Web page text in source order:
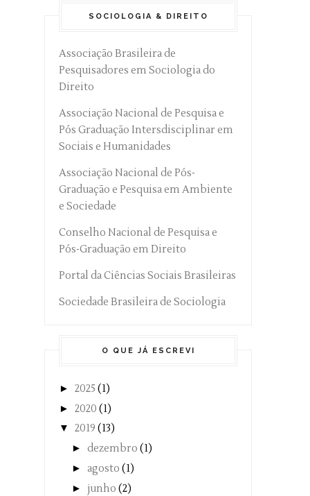
SOCIOLOGIA & DIREITO
Associação Brasileira de
Pesquisadores em Sociologia do
Direito
Associação Nacional de Pesquisa e
Pós Graduação Intersdisciplinar em
Sociais e Humanidades
Associação Nacional de Pós-
Graduação e Pesquisa em Ambiente
e Sociedade
Conselho Nacional de Pesquisa e
Pós-Graduação em Direito
Portal da Ciências Sociais Brasileiras
Sociedade Brasileira de Sociologia
O QUE JÁ ESCREVI
► 2025 (1)
► 2020 (1)
▼ 2019 (13)
► dezembro (1)
► agosto (1)
► junho (2)